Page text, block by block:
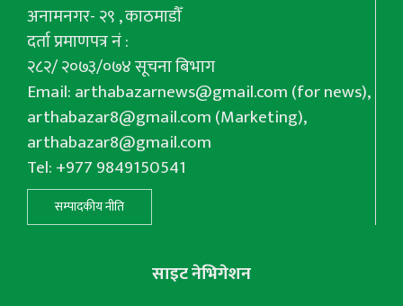
अनामनगर- २९ , काठमाडौँ
दर्ता प्रमाणपत्र नं :
२८२/ २०७३/०७४ सूचना बिभाग
Email:arthabazarnews@gmail.com(for news),
arthabazar8@gmail.com(Marketing),
arthabazar8@gmail.com
Tel: +977 9849150541
सम्पादकीय नीति
साइट नेभिगेशन